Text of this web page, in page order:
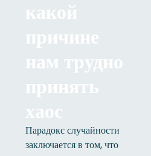
какой
причине
нам трудно
принять
хаос
Парадокс случайности
заключается в том, что